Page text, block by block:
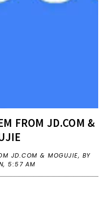
FROM JD.COM &
JD.COM & MOGUJIE, BY
5:57 AM